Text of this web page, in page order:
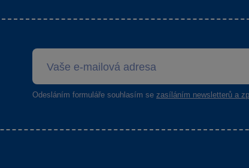
Odesláním formuláře souhlasím se zasíláním newsletterů a